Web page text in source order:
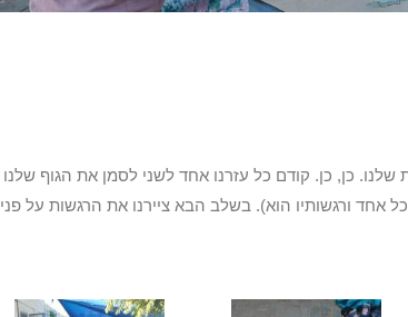
כן, כן. קודם כל עזרנו אחד לשני לסמן את הגוף שלנו
אחד ורגשותיו הוא). בשלב הבא ציירנו את הרגשות על פני